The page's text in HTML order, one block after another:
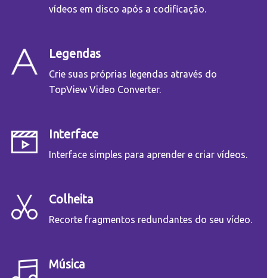
vídeos em disco após a codificação.
Legendas
Crie suas próprias legendas através do
TopView Video Converter.
Interface
Interface simples para aprender e criar vídeos.
Colheita
Recorte fragmentos redundantes do seu vídeo.
Música